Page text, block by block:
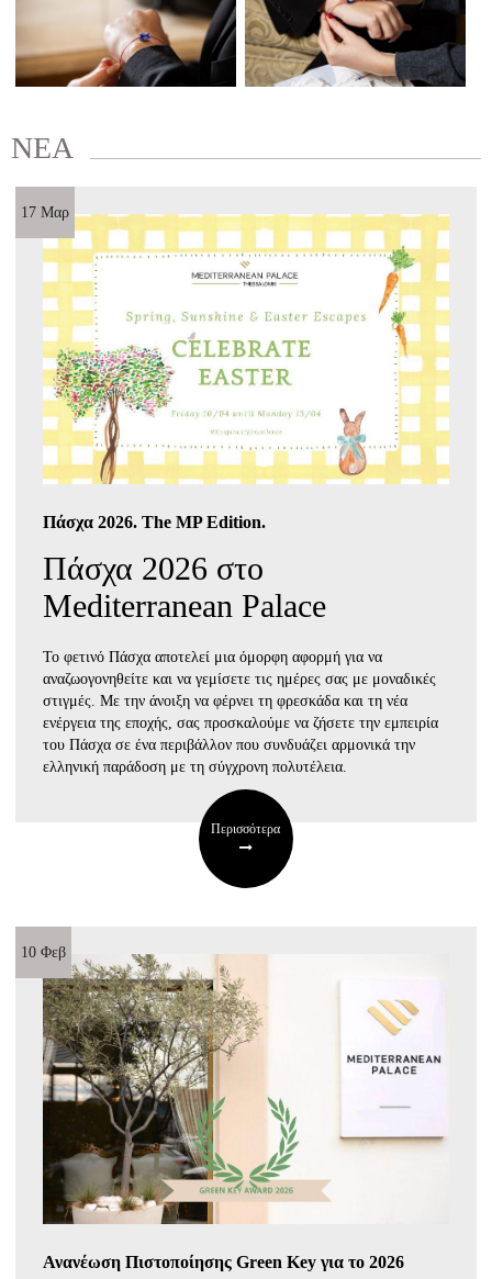
ΝΕΑ
17 Μαρ
Πάσχα 2026. The MP Edition.
Πάσχα 2026 στο
Mediterranean Palace
Το φετινό Πάσχα αποτελεί μια όμορφη αφορμή για να
αναζωογονηθείτε και να γεμίσετε τις ημέρες σας με μοναδικές
στιγμές. Με την άνοιξη να φέρνει τη φρεσκάδα και τη νέα
ενέργεια της εποχής, σας προσκαλούμε να ζήσετε την εμπειρία
του Πάσχα σε ένα περιβάλλον που συνδυάζει αρμονικά την
ελληνική παράδοση με τη σύγχρονη πολυτέλεια.
Περισσότερα
10 Φεβ
Ανανέωση Πιστοποίησης Green Key για το 2026